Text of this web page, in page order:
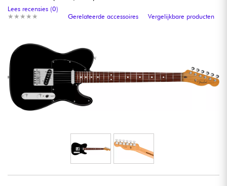
Synths & samplers
Home-studio
Hoofdtelefoon
★ ★ ★ ★ ★
★ ★ ★ ★ ★
Lees recensies (0)
Gerelateerde accessoires
Vergelijkbare producten